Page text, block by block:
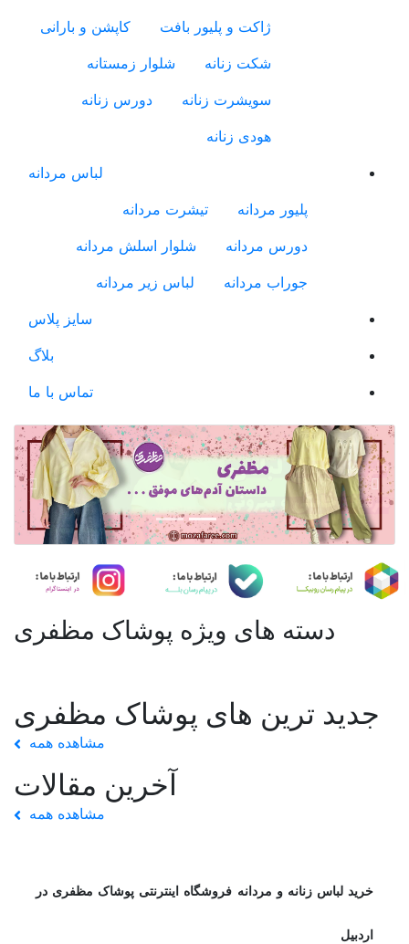
ژاکت و پلیور بافت
کاپشن و بارانی
شکت زنانه
شلوار زمستانه
سویشرت زنانه
دورس زنانه
هودی زنانه
لباس مردانه
پلیور مردانه
تیشرت مردانه
دورس مردانه
شلوار اسلش مردانه
جوراب مردانه
لباس زیر مردانه
سایز پلاس
بلاگ
تماس با ما
دسته های ویژه پوشاک مظفری
جدید ترین های پوشاک مظفری
مشاهده همه
آخرین مقالات
مشاهده همه
خرید لباس زنانه و مردانه فروشگاه اینترنتی پوشاک مظفری در
اردبیل